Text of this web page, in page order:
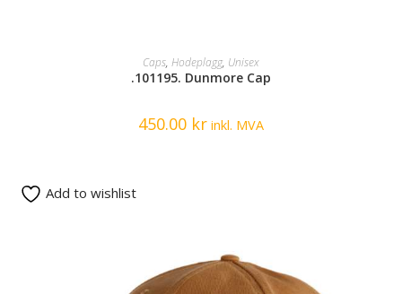
SELECT OPTIONS
Caps, Hodeplagg, Unisex
.101195. Dunmore Cap
450.00 kr inkl. MVA
Add to wishlist